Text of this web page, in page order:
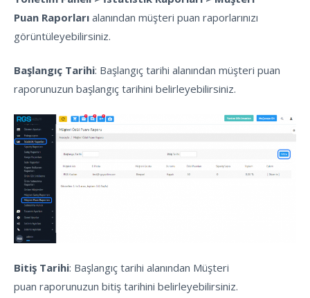
Puan Raporları alanından müşteri puan raporlarınızı
görüntüleyebilirsiniz.
Başlangıç Tarihi: Başlangıç tarihi alanından müşteri puan
raporunuzun başlangıç tarihini belirleyebilirsiniz.
Bitiş Tarihi: Başlangıç tarihi alanından Müşteri
puan raporunuzun bitiş tarihini belirleyebilirsiniz.